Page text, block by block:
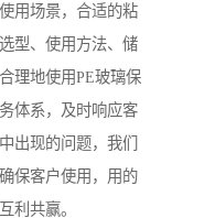
用场景，合适的粘
型、使用方法、储
理地使用PE玻璃保
体系，及时响应客
出现的问题，我们
保客户使用，用的
利共赢。